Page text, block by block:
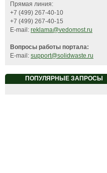
Прямая линия:
+7 (499) 267-40-10
+7 (499) 267-40-15
E-mail: reklama@vedomost.ru
Вопросы работы портала:
E-mail: support@solidwaste.ru
ПОПУЛЯРНЫЕ ЗАПРОСЫ